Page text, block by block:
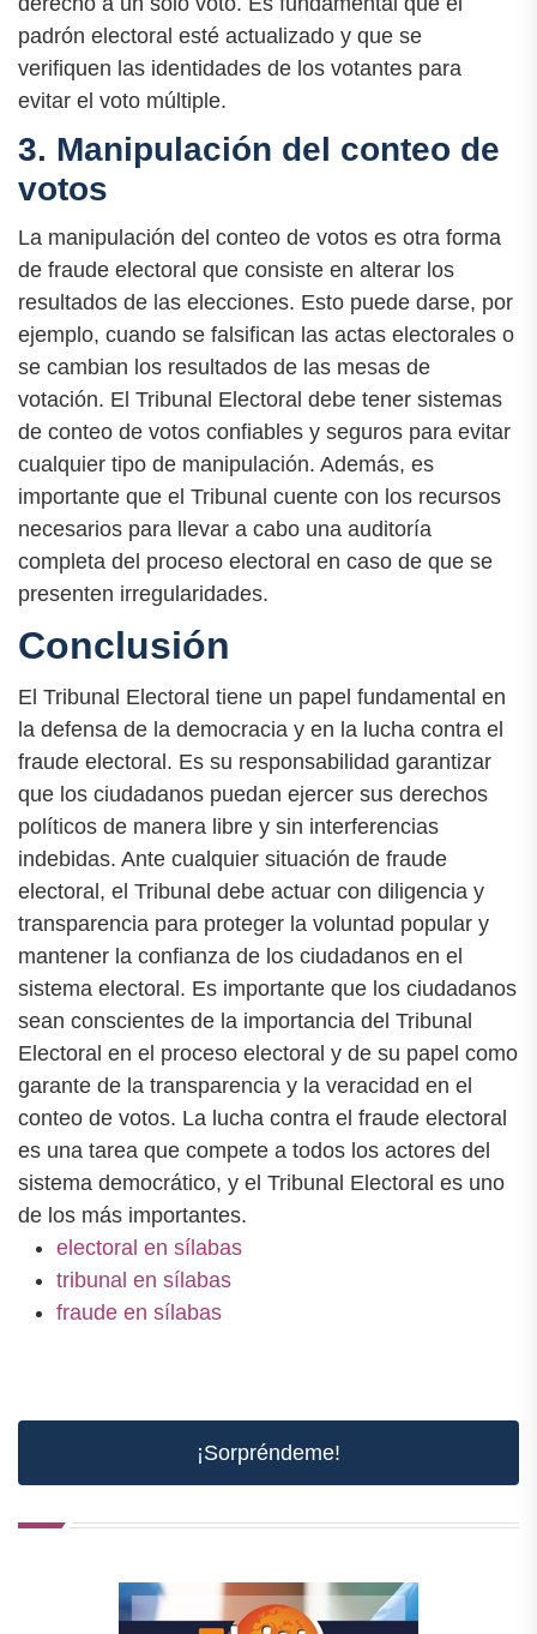
padrón electoral esté actualizado y que se
verifiquen las identidades de los votantes para
evitar el voto múltiple.
3. Manipulación del conteo de
votos
La manipulación del conteo de votos es otra forma
de fraude electoral que consiste en alterar los
resultados de las elecciones. Esto puede darse, por
ejemplo, cuando se falsifican las actas electorales o
se cambian los resultados de las mesas de
votación. El Tribunal Electoral debe tener sistemas
de conteo de votos confiables y seguros para evitar
cualquier tipo de manipulación. Además, es
importante que el Tribunal cuente con los recursos
necesarios para llevar a cabo una auditoría
completa del proceso electoral en caso de que se
presenten irregularidades.
Conclusión
El Tribunal Electoral tiene un papel fundamental en
la defensa de la democracia y en la lucha contra el
fraude electoral. Es su responsabilidad garantizar
que los ciudadanos puedan ejercer sus derechos
políticos de manera libre y sin interferencias
indebidas. Ante cualquier situación de fraude
electoral, el Tribunal debe actuar con diligencia y
transparencia para proteger la voluntad popular y
mantener la confianza de los ciudadanos en el
sistema electoral. Es importante que los ciudadanos
sean conscientes de la importancia del Tribunal
Electoral en el proceso electoral y de su papel como
garante de la transparencia y la veracidad en el
conteo de votos. La lucha contra el fraude electoral
es una tarea que compete a todos los actores del
sistema democrático, y el Tribunal Electoral es uno
de los más importantes.
electoral en sílabas
tribunal en sílabas
fraude en sílabas
¡Sorpréndeme!